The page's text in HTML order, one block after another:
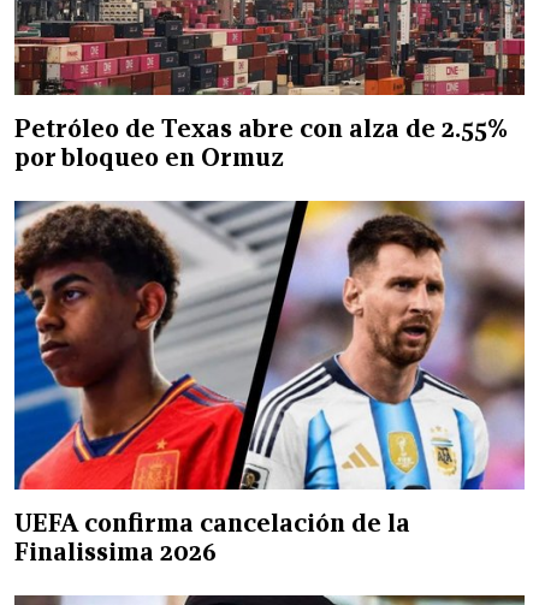
Petróleo de Texas abre con alza de 2.55%
por bloqueo en Ormuz
UEFA confirma cancelación de la
Finalissima 2026